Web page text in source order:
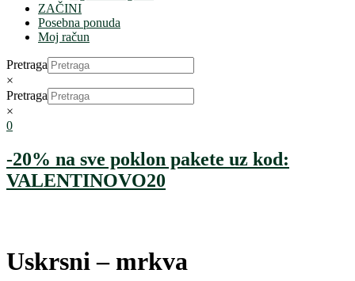
ZAČINI
Posebna ponuda
Moj račun
Pretraga
×
Pretraga
×
0
-20% na sve poklon pakete uz kod:
VALENTINOVO20
Uskrsni – mrkva